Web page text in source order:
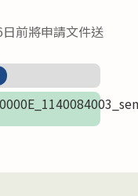
前將申請文件送